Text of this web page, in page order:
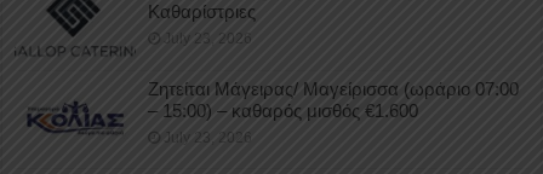
Καθαρίστριες
July 23, 2026
Ζητείται Μάγειρας/ Μαγείρισσα (ωράριο 07:00
– 15:00) – καθαρός μισθός €1.600
July 23, 2026